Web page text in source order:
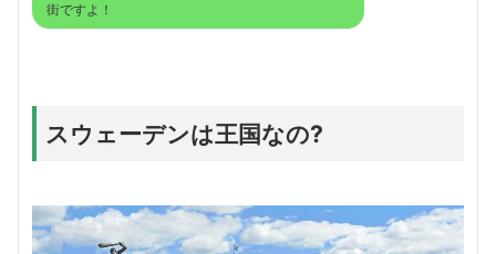
街ですよ！
スウェーデンは王国なの?